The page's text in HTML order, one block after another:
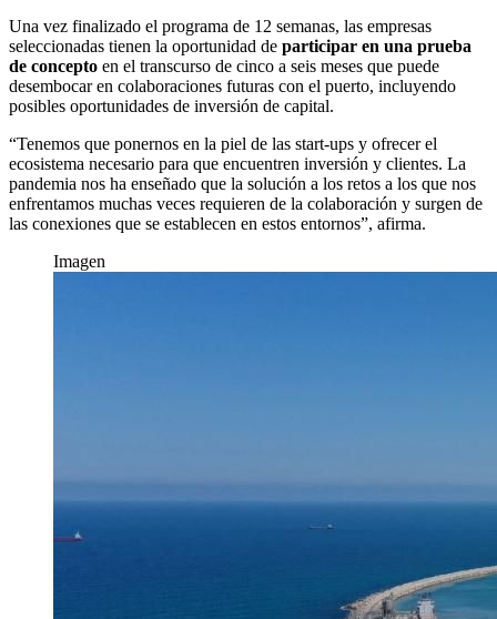
Una vez finalizado el programa de 12 semanas, las empresas
seleccionadas tienen la oportunidad de participar en una prueba
de concepto en el transcurso de cinco a seis meses que puede
desembocar en colaboraciones futuras con el puerto, incluyendo
posibles oportunidades de inversión de capital.
“Tenemos que ponernos en la piel de las start-ups y ofrecer el
ecosistema necesario para que encuentren inversión y clientes. La
pandemia nos ha enseñado que la solución a los retos a los que nos
enfrentamos muchas veces requieren de la colaboración y surgen de
las conexiones que se establecen en estos entornos”, afirma.
Imagen